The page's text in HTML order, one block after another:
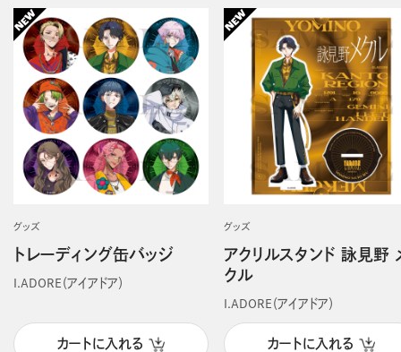
グッズ
トレーディング缶バッジ
I.ADORE（アイアドア）
カートに入れる
グッズ
アクリルスタンド 詠見野
クル
I.ADORE（アイアドア）
カートに入れる